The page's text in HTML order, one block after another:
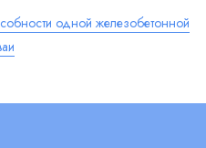
одной железобетонной